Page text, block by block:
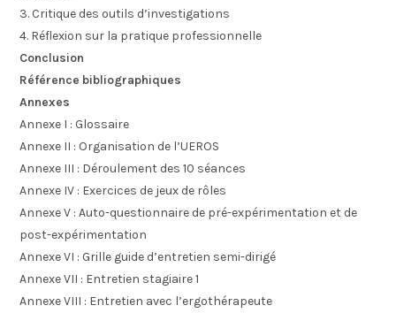
3. Critique des outils d’investigations
4. Réflexion sur la pratique professionnelle
Conclusion
Référence bibliographiques
Annexes
Annexe I : Glossaire
Annexe II : Organisation de l’UEROS
Annexe III : Déroulement des 10 séances
Annexe IV : Exercices de jeux de rôles
Annexe V : Auto-questionnaire de pré-expérimentation et de
post-expérimentation
Annexe VI : Grille guide d’entretien semi-dirigé
Annexe VII : Entretien stagiaire 1
Annexe VIII : Entretien avec l’ergothérapeute